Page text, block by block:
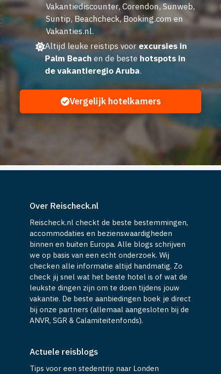
Vakantiediscounter, Corendon, Sunweb,
Suntip, Beachcheck, Booking.com en
Vakanties.nl.
Altijd leuke reistips voorexcursies in
Palm Beach en de beste hotspots in
de vakantieregio Aruba.
Vergelijk hotelkamers
Over Reischeck.nl
Reischeck.nl checkt de beste bestemmingen,
accommodaties en bezienswaardigheden
binnen en buiten Europa. Alle blogs schrijven
we op basis van een echt onderzoek. Wij
checken alle informatie altijd handmatig. Zo
check jij snel wat het beste hotel is of wat de
leukste dingen zijn om te doen tijdens jouw
vakantie. De beste aanbiedingen boek je direct
bij onze partners (allemaal aangesloten bij de
ANVR, SGR & Calamiteitenfonds).
Actuele reisblogs
Tips voor een stedentrip naar Londen